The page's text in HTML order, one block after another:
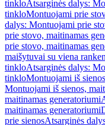
tinkloAtsarginės dalys:
tinkloMontuojami prie
dalys: Montuojami prie
prie stovo, maitinamas
prie stovo, maitinamas
maišytuvai su viena
tinkloAtsarginės dalys:
tinkloMontuojami iš
Montuojami iš sienos,
maitinamas generatoriumi
maitinamas generatoriumi
prie sienosAtsarginės